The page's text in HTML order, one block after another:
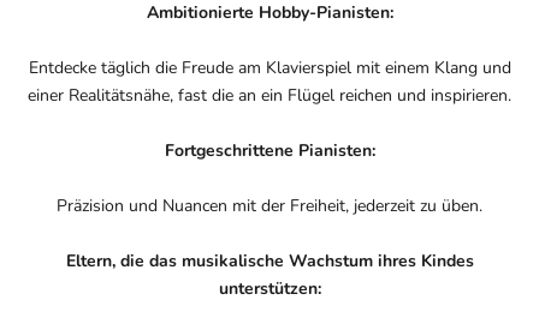
Ambitionierte Hobby-Pianisten:
Entdecke täglich die Freude am Klavierspiel mit einem Klang und
einer Realitätsnähe, fast die an ein Flügel reichen und inspirieren.
Fortgeschrittene Pianisten:
Präzision und Nuancen mit der Freiheit, jederzeit zu üben.
Eltern, die das musikalische Wachstum ihres Kindes
unterstützen: